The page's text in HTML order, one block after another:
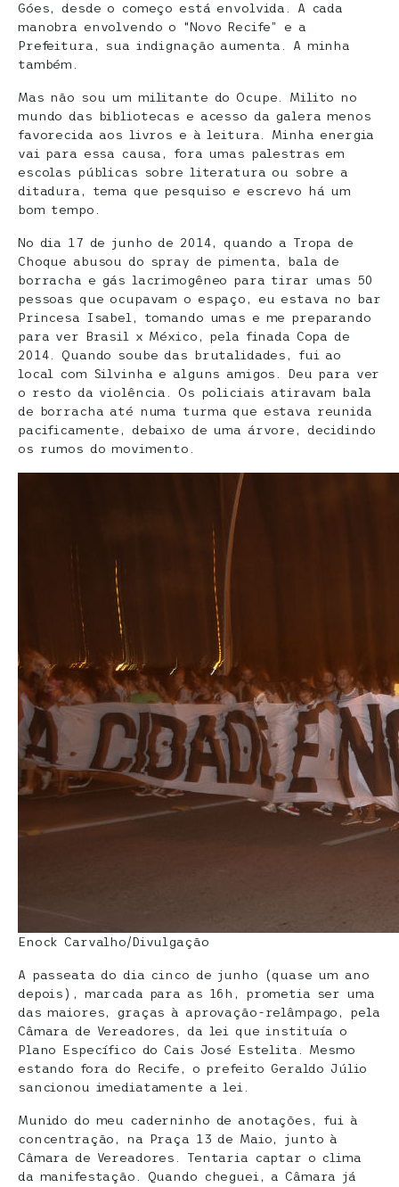
Góes, desde o começo está envolvida. A cada
manobra envolvendo o “Novo Recife” e a
Prefeitura, sua indignação aumenta. A minha
também.
Mas não sou um militante do Ocupe. Milito no
mundo das bibliotecas e acesso da galera menos
favorecida aos livros e à leitura. Minha energia
vai para essa causa, fora umas palestras em
escolas públicas sobre literatura ou sobre a
ditadura, tema que pesquiso e escrevo há um
bom tempo.
No dia 17 de junho de 2014, quando a Tropa de
Choque abusou do spray de pimenta, bala de
borracha e gás lacrimogêneo para tirar umas 50
pessoas que ocupavam o espaço, eu estava no bar
Princesa Isabel, tomando umas e me preparando
para ver Brasil x México, pela finada Copa de
2014. Quando soube das brutalidades, fui ao
local com Silvinha e alguns amigos. Deu para ver
o resto da violência. Os policiais atiravam bala
de borracha até numa turma que estava reunida
pacificamente, debaixo de uma árvore, decidindo
os rumos do movimento.
Enock Carvalho/Divulgação
A passeata do dia cinco de junho (quase um ano
depois), marcada para as 16h, prometia ser uma
das maiores, graças à aprovação-relâmpago, pela
Câmara de Vereadores, da lei que instituía o
Plano Específico do Cais José Estelita. Mesmo
estando fora do Recife, o prefeito Geraldo Júlio
sancionou imediatamente a lei.
Munido do meu caderninho de anotações, fui à
concentração, na Praça 13 de Maio, junto à
Câmara de Vereadores. Tentaria captar o clima
da manifestação. Quando cheguei, a Câmara já